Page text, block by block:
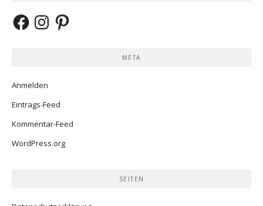
FacebookInstagramPinterest
META
Anmelden
Eintrags-Feed
Kommentar-Feed
WordPress.org
SEITEN